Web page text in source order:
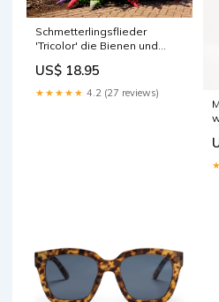
Schmetterlingsflieder
'Tricolor' die Bienen und
US$ 18.95
★★★★★ 4.2 (27 reviews)